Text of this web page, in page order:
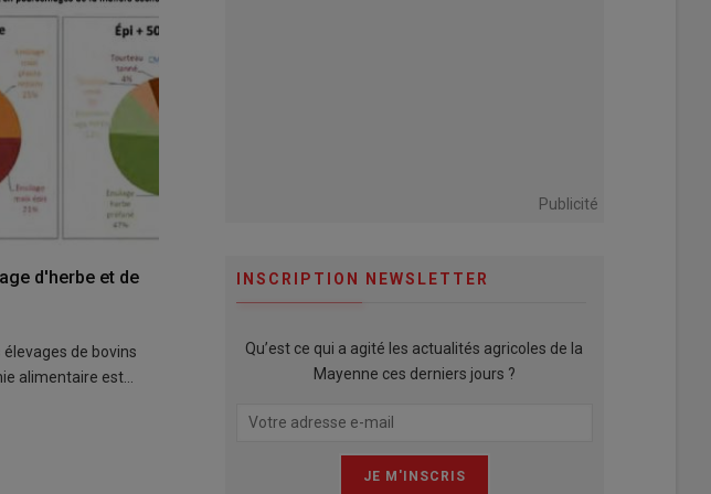
d'herbe et de
élevages de bovins
alimentaire est…
Publicité
INSCRIPTION NEWSLETTER
Qu’est ce qui a agité les actualités agricoles de la
Mayenne ces derniers jours ?